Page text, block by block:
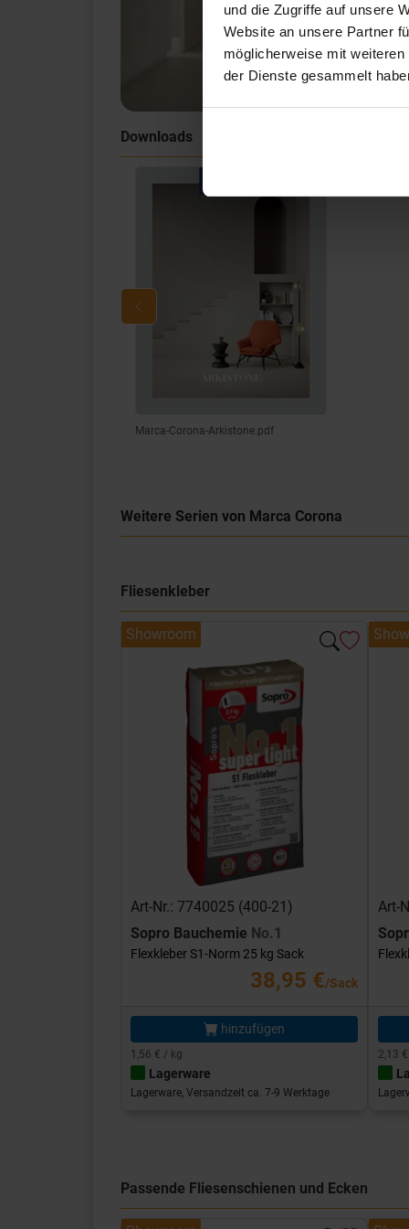
und die Zugriffe auf unsere
Website an unsere Partner
möglicherweise mit
der Dienste gesammelt
Downloads
Marca-Corona-Arkistone.pdf
Weitere Serien von Marca Corona
Fliesenkleber
Showroom
Art-Nr.: 7740025 (400-21)
Sopro Bauchemie No.1
Flexkleber S1-Norm 25 kg Sack
38,95 €/Sack
hinzufügen
1,56 € / kg
Lagerware
Lagerware, Versandzeit ca. 7-9 Werktage
Art-
2,13
Passende Fliesenschienen und Ecken